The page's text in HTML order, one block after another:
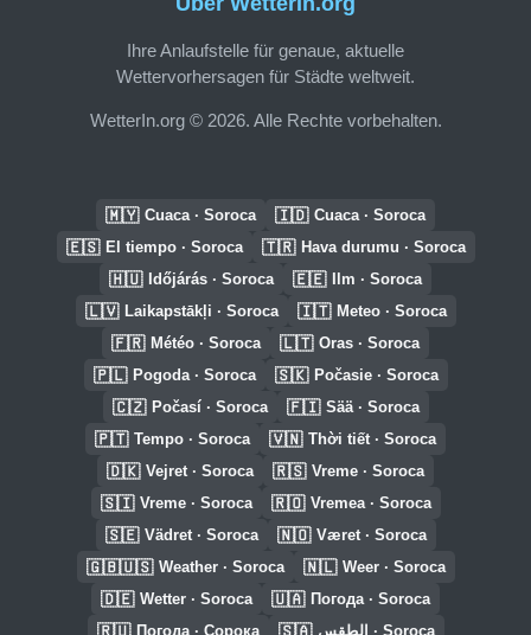
Ihre Anlaufstelle für genaue, aktuelle
Wettervorhersagen für Städte weltweit.
WetterIn.org © 2026. Alle Rechte vorbehalten.
🇲🇾 Cuaca · Soroca 🇮🇩 Cuaca · Soroca
🇪🇸 El tiempo · Soroca 🇹🇷 Hava durumu · Soroca
🇭🇺 Időjárás · Soroca 🇪🇪 Ilm · Soroca
🇱🇻 Laikapstākļi · Soroca 🇮🇹 Meteo · Soroca
🇫🇷 Météo · Soroca 🇱🇹 Oras · Soroca
🇵🇱 Pogoda · Soroca 🇸🇰 Počasie · Soroca
🇨🇿 Počasí · Soroca 🇫🇮 Sää · Soroca
🇵🇹 Tempo · Soroca 🇻🇳 Thời tiết · Soroca
🇩🇰 Vejret · Soroca 🇷🇸 Vreme · Soroca
🇸🇮 Vreme · Soroca 🇷🇴 Vremea · Soroca
🇸🇪 Vädret · Soroca 🇳🇴 Været · Soroca
🇬🇧🇺🇸 Weather · Soroca 🇳🇱 Weer · Soroca
🇩🇪 Wetter · Soroca 🇺🇦 Погода · Soroca
🇷🇺 Погода · Сорока 🇸🇦 الطقس · Soroca